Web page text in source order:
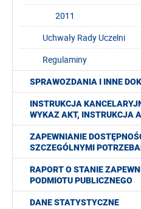
2011
Uchwały Rady Uczelni
Regulaminy
SPRAWOZDANIA I INNE
INSTRUKCJA
WYKAZ AKT, INSTRUKCJA
ZAPEWNIANIE
SZCZEGÓLNYMI
RAPORT O STANIE
PODMIOTU PUBLICZNEGO
DANE STATYSTYCZNE